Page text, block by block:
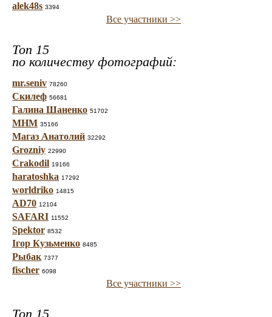
alek48s 3394
Все участники >>
Топ 15
по количеству фотографий:
mr.seniv 78260
Скилеф 56681
Галина Шаненко 51702
МНМ 35166
Магаз Анатолий 32292
Grozniy 22990
Crakodil 19166
haratoshka 17292
worldriko 14815
AD70 12104
SAFARI 11552
Spektor 8532
Ігор Кузьменко 8485
Рыбак 7377
fischer 6098
Все участники >>
Топ 15